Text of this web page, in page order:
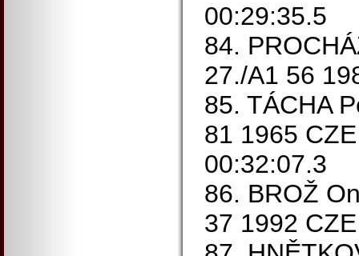
00:29:35.5
84.
27./A1 56
85. TÁCHA
81 1965
00:32:07.3
86. BROŽ
37 1992